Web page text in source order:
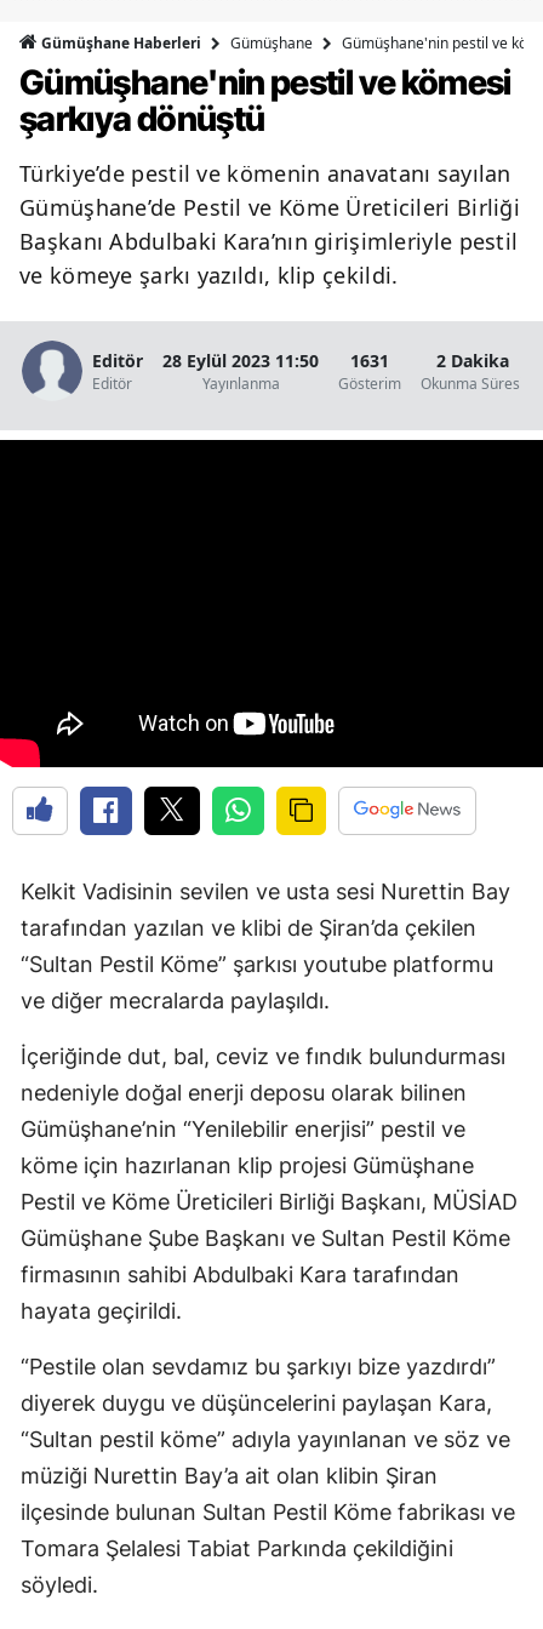
Bingöl
Bolu
Bursa
Çanakkale
Çankırı
Erzurum
Eskişehir
Gaziantep
Gümüşhane
Hakkari
Isparta
Mersin
İstanbul
İzmir
Kars
Kayseri
Kırklareli
Kırşehir
Kocaeli
Gümüşhane Haberleri Gümüşhane Gümüşhane'nin pestil ve
Gümüşhane'nin pestil ve kömesi
şarkıya dönüştü
Türkiye’de pestil ve kömenin anavatanı sayılan
Gümüşhane’de Pestil ve Köme Üreticileri Birliği
Başkanı Abdulbaki Kara’nın girişimleriyle pestil
ve kömeye şarkı yazıldı, klip çekildi.
Editör
Editör
28 Eylül 2023 11:50
Yayınlanma
1631
Gösterim
2 Dakika
Okunma Süresi
Kelkit Vadisinin sevilen ve usta sesi Nurettin Bay
tarafından yazılan ve klibi de Şiran’da çekilen
“Sultan Pestil Köme” şarkısı youtube platformu
ve diğer mecralarda paylaşıldı.
İçeriğinde dut, bal, ceviz ve fındık bulundurması
nedeniyle doğal enerji deposu olarak bilinen
Gümüşhane’nin “Yenilebilir enerjisi” pestil ve
köme için hazırlanan klip projesi Gümüşhane
Pestil ve Köme Üreticileri Birliği Başkanı, MÜSİAD
Gümüşhane Şube Başkanı ve Sultan Pestil Köme
firmasının sahibi Abdulbaki Kara tarafından
hayata geçirildi.
“Pestile olan sevdamız bu şarkıyı bize yazdırdı”
diyerek duygu ve düşüncelerini paylaşan Kara,
“Sultan pestil köme” adıyla yayınlanan ve söz ve
müziği Nurettin Bay’a ait olan klibin Şiran
ilçesinde bulunan Sultan Pestil Köme fabrikası ve
Tomara Şelalesi Tabiat Parkında çekildiğini
söyledi.